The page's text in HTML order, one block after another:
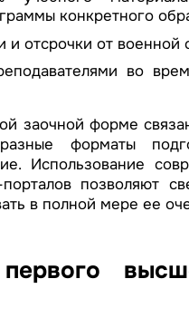
конкретного
и отсрочки от военной
во
заочной форме
форматы
Использование
порталов позволяют
в полной мере ее